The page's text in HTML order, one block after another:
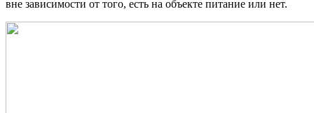
вне зависимости от того, есть на объекте питание или нет.